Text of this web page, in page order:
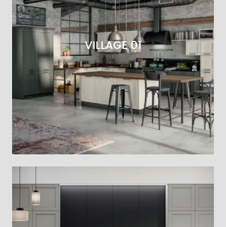
VILLAGE 01